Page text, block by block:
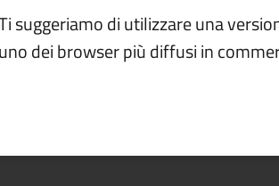
letture per nascere, evolvere e
per nascere,
suggeriamo di utilizzare una
uno dei browser più diffusi in